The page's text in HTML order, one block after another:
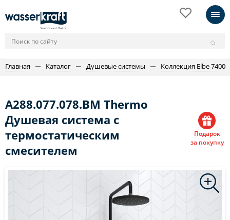
Главная Каталог Душевые системы Коллекция Elbe 7400
A288.077.078.BM Thermo
Душевая система с
термостатическим
смесителем
Подарок
за покупку